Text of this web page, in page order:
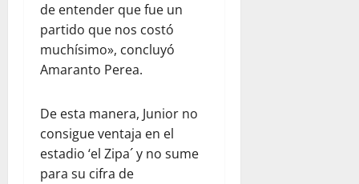
de entender que fue un
partido que nos costó
muchísimo», concluyó
Amaranto Perea.
De esta manera, Junior no
consigue ventaja en el
estadio ‘el Zipa´ y no sume
para su cifra de